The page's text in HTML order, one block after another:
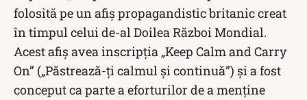
folosită pe un afiș propagandistic britanic creat
în timpul celui de-al Doilea Război Mondial.
Acest afiș avea inscripția „Keep Calm and Carry
On” („Păstrează-ți calmul și continuă”) și a fost
conceput ca parte a eforturilor de a menține